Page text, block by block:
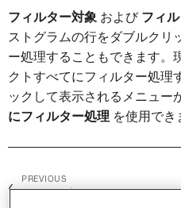
フィルター対象 および フィ
ストグラムの行をダブルクリ
ー処理することもできます。
クトすべてにフィルター処理
ックして表示されるメニュー
にフィルター処理 を使用でき
←
PREVIOUS